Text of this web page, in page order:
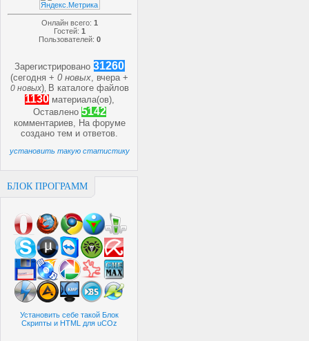
Онлайн всего: 1
Гостей: 1
Пользователей: 0
Зарегистрировано 31260
(сегодня +0 новых, вчера +
0 новых) В каталоге файлов
1130 материала(ов),
Оставлено 5142
комментариев, На форуме
созданотем иответов.
установить такую статистику
БЛОК ПРОГРАММ
Установить себе такой Блок
Скрипты и HTML для uCOz